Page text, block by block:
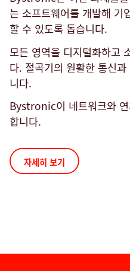
는 소프트웨어를 개발해 기
할 수 있도록 돕습니다.
모든 영역을 디지털화하고
다. 절곡기의 원활한 통신
니다.
Bystronic이 네트워크와
합니다.
자세히 보기